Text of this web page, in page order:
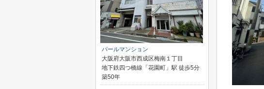
パールマンション
大阪府大阪市西成区梅南１丁目
地下鉄四つ橋線「花園町」駅 徒歩5分
築50年